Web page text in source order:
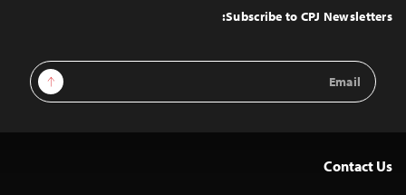
Top
Subscribe to CPJ Newsletters:
Email
Address
Sign Up
Contact Us